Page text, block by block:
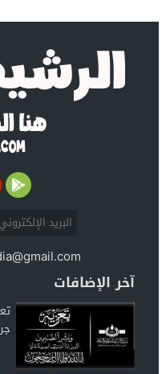
آخر الإضافات